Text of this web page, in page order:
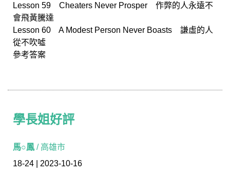
Lesson 59 Cheaters Never Prosper 作弊的人永遠不
會飛黃騰達
Lesson 60 A Modest Person Never Boasts 謙虛的人
從不吹噓
參考答案
學長姐好評
馬○鳳/ 高雄市
18-24 | 2023-10-16